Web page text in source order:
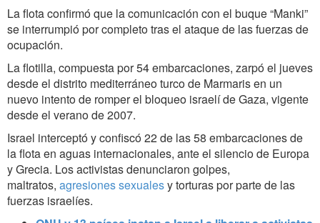
La flota confirmó que la comunicación con el buque “Manki”
se interrumpió por completo tras el ataque de las fuerzas de
ocupación.
La flotilla, compuesta por 54 embarcaciones, zarpó el jueves
desde el distrito mediterráneo turco de Marmaris en un
nuevo intento de romper el bloqueo israelí de Gaza, vigente
desde el verano de 2007.
Israel interceptó y confiscó 22 de las 58 embarcaciones de
la flota en aguas internacionales, ante el silencio de Europa
y Grecia. Los activistas denunciaron golpes,
maltratos, agresiones sexualesy torturas por parte de las
fuerzas israelíes.